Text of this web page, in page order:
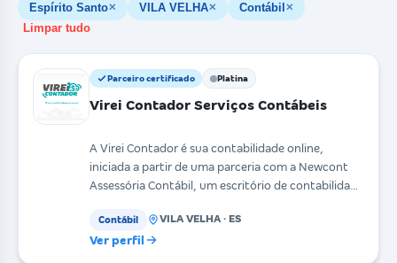
Espírito Santo✕ VILA VELHA✕ Contábil ✕
Limpar tudo
Parceiro certificado Platina
Virei Contador Serviços Contábeis
A Virei Contador é sua contabilidade online,
iniciada a partir de uma parceria com a Newcont
Assessória Contábil, um escritório de contabilidade
Contábil VILA VELHA · ES
Ver perfil